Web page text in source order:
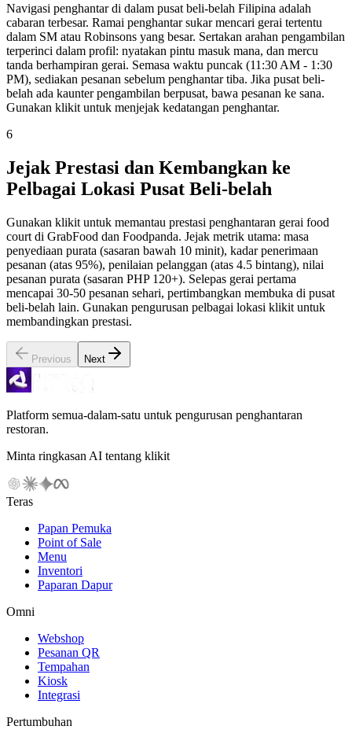
Navigasi penghantar di dalam pusat beli-belah Filipina adalah
cabaran terbesar. Ramai penghantar sukar mencari gerai tertentu
dalam SM atau Robinsons yang besar. Sertakan arahan pengambilan
terperinci dalam profil: nyatakan pintu masuk mana, dan mercu
tanda berhampiran gerai. Semasa waktu puncak (11:30 AM - 1:30
PM), sediakan pesanan sebelum penghantar tiba. Jika pusat beli-
belah ada kaunter pengambilan berpusat, bawa pesanan ke sana.
Gunakan klikit untuk menjejak kedatangan penghantar.
6
Jejak Prestasi dan Kembangkan ke
Pelbagai Lokasi Pusat Beli-belah
Gunakan klikit untuk memantau prestasi penghantaran gerai food
court di GrabFood dan Foodpanda. Jejak metrik utama: masa
penyediaan purata (sasaran bawah 10 minit), kadar penerimaan
pesanan (atas 95%), penilaian pelanggan (atas 4.5 bintang), nilai
pesanan purata (sasaran PHP 120+). Selepas gerai pertama
mencapai 30-50 pesanan sehari, pertimbangkan membuka di pusat
beli-belah lain. Gunakan pengurusan pelbagai lokasi klikit untuk
membandingkan prestasi.
Previous Next
Platform semua-dalam-satu untuk pengurusan penghantaran
restoran.
Minta ringkasan AI tentang klikit
Teras
Papan Pemuka
Point of Sale
Menu
Inventori
Paparan Dapur
Omni
Webshop
Pesanan QR
Tempahan
Kiosk
Integrasi
Pertumbuhan